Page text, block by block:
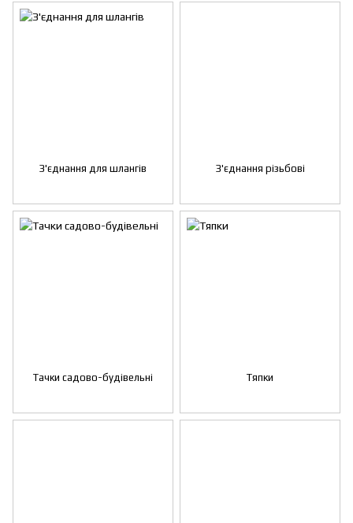
З'єднання для шлангів З'єднання різьбові
Тачки садово-будівельні Тяпки